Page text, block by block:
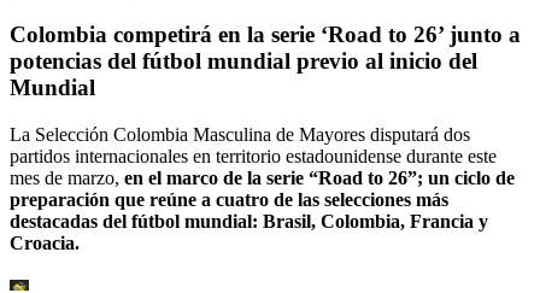
Colombia competirá en la serie ‘Road to 26’ junto a
potencias del fútbol mundial previo al inicio del
Mundial
La Selección Colombia Masculina de Mayores disputará dos
partidos internacionales en territorio estadounidense durante este
mes de marzo, en el marco de la serie “Road to 26”; un ciclo de
preparación que reúne a cuatro de las selecciones más
destacadas del fútbol mundial: Brasil, Colombia, Francia y
Croacia.